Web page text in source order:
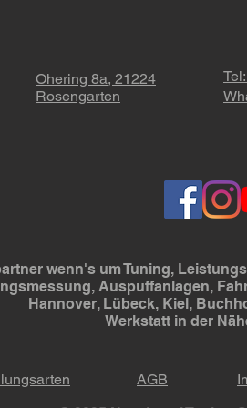
Ohering 8a, 21224
Rosengarten
wenn's um Tuning,
Auspuffanlagen,
Hannover, Lübeck, Kiel,
Werkstatt in der
AGB